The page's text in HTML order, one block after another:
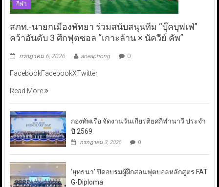
กีฬา
สภท.-นายกเมืองพัทยา ร่วมสนับสนุนทีม “บุ๊คบุฟเฟ่”
คว้าอันดับ 3 ศึกฟุตซอล “เกาะล้าน × นัควีย์ คัพ”
กรกฎาคม 6, 2026 aneaphong 0
FacebookFacebookXTwitter
Read More
กองทัพเรือ จัดงานวันเกียรติยศกีฬานาวี ประจำ
ปี 2569
กรกฎาคม 3, 2026 0
‘ยุทธนา’ ปิดอบรมผู้ฝึกสอนฟุตบอลหลักสูตร FAT
G-Diploma